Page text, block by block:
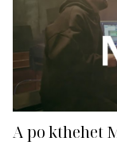
A po kthehet